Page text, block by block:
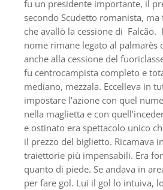
fu un presidente importante, il
secondo Scudetto romanista,
che avallò la cessione di Falcão.
nome rimane legato al palmarès
anche alla cessione del
fu centrocampista completo e
mediano, mezzala. Eccelleva in
impostare l’azione con quel
nella maglietta e con
e ostinato era spettacolo unico
il prezzo del biglietto. Ricamava
traiettorie più impensabili. Era
quanto di piede. Se andava in
per fare gol. Lui il gol lo intuiva,